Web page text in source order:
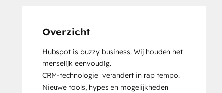
Email Marketing Certification
Guided Client Onboarding
HubSpot Marketing Hub Software
Certification
HubSpot Reporting
HubSpot Sales Hub Software
Overzicht
Hubspot is buzzy business. Wij houden het
menselijk eenvoudig.
CRM-technologie  verandert in rap tempo.
Nieuwe tools, hypes en mogelijkheden